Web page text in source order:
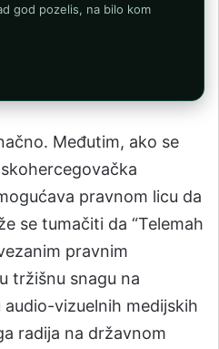
god pozelis, na bilo kom
Međutim, ako se
pravnom licu da
se tumačiti da “Telemah
pravnim
tržišnu snagu na
vizuelnih medijskih
radija na državnom